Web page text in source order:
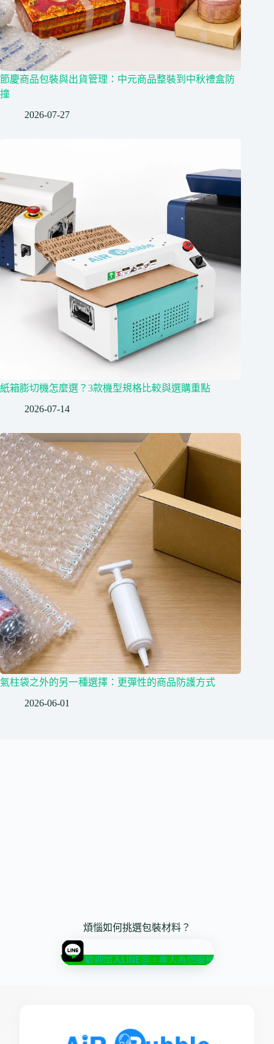
節慶商品包裝與出貨管理：中元商品整裝到中秋禮盒防
撞
2026-07-27
紙箱膨切機怎麼選？3款機型規格比較與選購重點
2026-07-14
氣柱袋之外的另一種選擇：更彈性的商品防護方式
2026-06-01
煩惱如何挑選包裝材料？
歡迎加入LINE@，專人為您服務